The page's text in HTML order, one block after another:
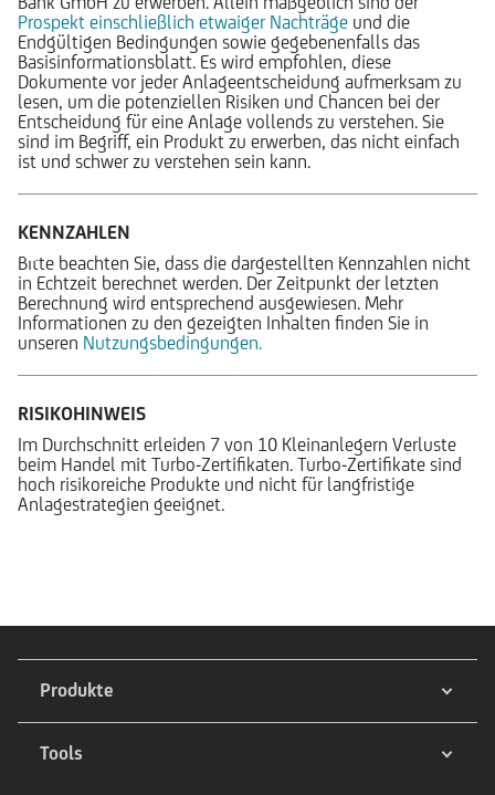
Prospekt einschließlich etwaiger Nachträge und die
Endgültigen Bedingungen sowie gegebenenfalls das
Basisinformationsblatt. Es wird empfohlen, diese
Dokumente vor jeder Anlageentscheidung aufmerksam zu
lesen, um die potenziellen Risiken und Chancen bei der
Entscheidung für eine Anlage vollends zu verstehen. Sie
sind im Begriff, ein Produkt zu erwerben, das nicht einfach
ist und schwer zu verstehen sein kann.
KENNZAHLEN
Bitte beachten Sie, dass die dargestellten Kennzahlen nicht
in Echtzeit berechnet werden. Der Zeitpunkt der letzten
Berechnung wird entsprechend ausgewiesen. Mehr
Informationen zu den gezeigten Inhalten finden Sie in
unseren Nutzungsbedingungen.
RISIKOHINWEIS
Im Durchschnitt erleiden 7 von 10 Kleinanlegern Verluste
beim Handel mit Turbo-Zertifikaten. Turbo-Zertifikate sind
hoch risikoreiche Produkte und nicht für langfristige
Anlagestrategien geeignet.
Produkte
Tools